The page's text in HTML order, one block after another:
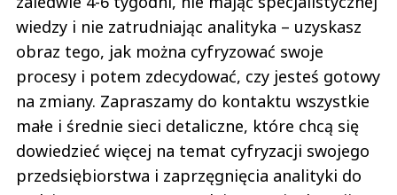
wiedzy i nie zatrudniając analityka – uzyskasz
obraz tego, jak można cyfryzować swoje
procesy i potem zdecydować, czy jesteś gotowy
na zmiany. Zapraszamy do kontaktu wszystkie
małe i średnie sieci detaliczne, które chcą się
dowiedzieć więcej na temat cyfryzacji swojego
przedsiębiorstwa i zaprzęgnięcia analityki do